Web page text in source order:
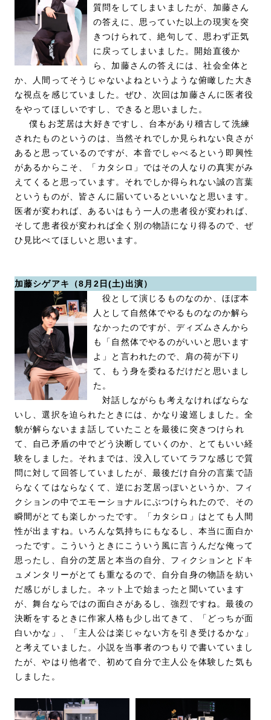
質問をしてしまいましたが、加藤さん
の答えに、思っていた以上の現実を突
きつけられて、絶句して、思わず正気
に戻ってしまいました。開始直後か
ら、加藤さんの答えには、社会全体と
か、人間ってそうじゃないよねというような俯瞰した大き
な視点を感じていました。ぜひ、次回は加藤さんに医者役
をやってほしいですし、できると思いました。
僕もお芝居は大好きですし、台本があり稽古して洗練
されたものというのは、当然それでしか見られない良さが
あると思っているのですが、本音でしゃべるという即興性
があるからこそ、「カタシロ」ではその人なりの真実がみ
えてくると思っています。それでしか得られない誠の言葉
というものが、皆さんに届いているといいなと思います。
医者が変われば、あるいはもう一人の患者役が変われば、
そして患者役が変われば全く別の物語になり得るので、ぜ
ひ見比べてほしいと思います。
加藤シゲアキ（8月2日(土)出演）
役として演じるものなのか、ほぼ本
人として自然体でやるものなのか解ら
なかったのですが、ディズムさんから
も「自然体でやるのがいいと思います
よ」と言われたので、肩の荷が下り
て、もう身を委ねるだけだと思いまし
た。
対話しながらも考えなければならな
いし、選択を迫られたときには、かなり逡巡しました。全
貌が解らないまま話していたことを最後に突きつけられ
て、自己矛盾の中でどう決断していくのか、とてもいい経
験をしました。それまでは、没入していてラフな感じで質
問に対して回答していましたが、最後だけ自分の言葉で語
らなくてはならなくて、逆にお芝居っぽいというか、フィ
クションの中でエモーショナルにぶつけられたので、その
瞬間がとても楽しかったです。「カタシロ」はとても人間
性が出ますね。いろんな気持ちにもなるし、本当に面白か
ったです。こういうときにこういう風に言うんだな俺って
思ったし、自分の芝居と本当の自分、フィクションとドキ
ュメンタリーがとても重なるので、自分自身の物語を紡い
だ感じがしました。ネット上で始まったと聞いています
が、舞台ならではの面白さがあるし、強烈ですね。最後の
決断をするときに作家人格も少し出てきて、「どっちが面
白いかな」、「主人公は楽じゃない方を引き受けるかな」
と考えていました。小説を当事者のつもりで書いていまし
たが、やはり他者で、初めて自分で主人公を体験した気も
しました。